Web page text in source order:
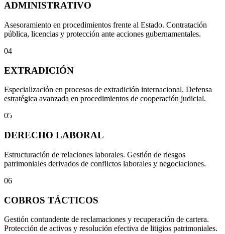
ADMINISTRATIVO
Asesoramiento en procedimientos frente al Estado. Contratación
pública, licencias y protección ante acciones gubernamentales.
04
EXTRADICIÓN
Especialización en procesos de extradición internacional. Defensa
estratégica avanzada en procedimientos de cooperación judicial.
05
DERECHO LABORAL
Estructuración de relaciones laborales. Gestión de riesgos
patrimoniales derivados de conflictos laborales y negociaciones.
06
COBROS TÁCTICOS
Gestión contundente de reclamaciones y recuperación de cartera.
Protección de activos y resolución efectiva de litigios patrimoniales.